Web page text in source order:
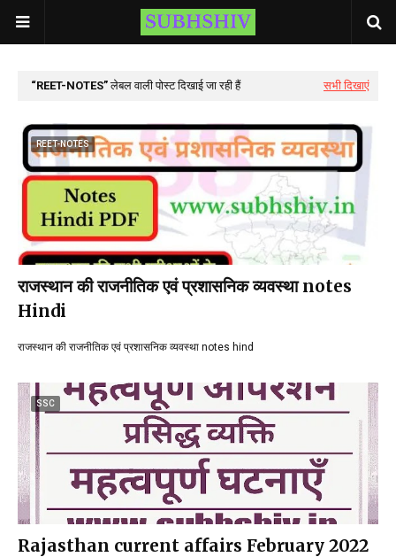
REET-NOTES लेबल वाली पोस्ट दिखाई जा रही हैं सभी दिखाएं
REET-NOTES
राजस्थान की राजनीतिक एवं प्रशासनिक व्यवस्था notes
Hindi
राजस्थान की राजनीतिक एवं प्रशासनिक व्यवस्था notes hind
SSC
Rajasthan current affairs February 2022